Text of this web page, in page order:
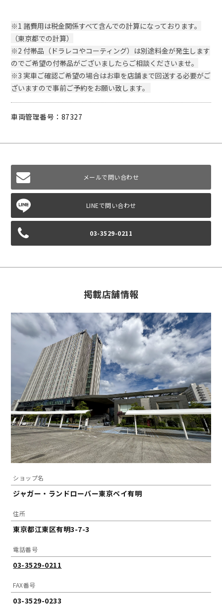
※1 諸費用は税金関係すべて含んでの計算になっております。
（東京都での計算）
※2 付帯品（ドラレコやコーティング）は別途料金が発生します
のでご希望の付帯品がございましたらご相談くださいませ。
※3 実車ご確認ご希望の場合はお車を店舗まで回送する必要がご
ざいますので事前ご予約をお願い致します。
車両管理番号：87327
メールで問い合わせ
03-3529-0211
掲載店舗情報
ショップ名
ジャガー・ランドローバー東京ベイ有明
住所
東京都江東区有明3-7-3
電話番号
03-3529-0211
FAX番号
03-3529-0233